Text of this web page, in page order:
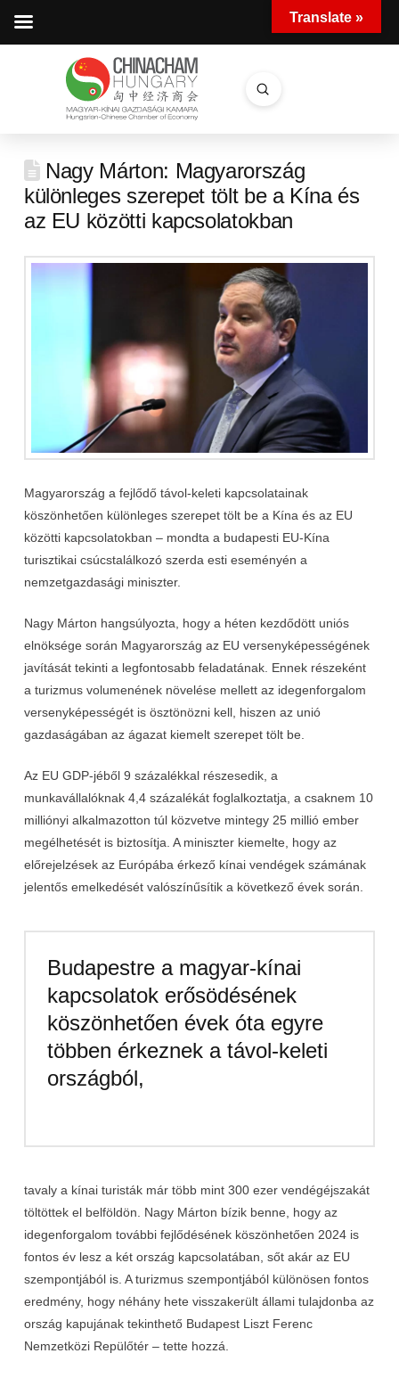
Search
Submit
Nagy Márton: Magyarország
különleges szerepet tölt be a Kína és
az EU közötti kapcsolatokban
Magyarország a fejlődő távol-keleti kapcsolatainak
köszönhetően különleges szerepet tölt be a Kína és az EU
közötti kapcsolatokban – mondta a budapesti EU-Kína
turisztikai csúcstalálkozó szerda esti eseményén a
nemzetgazdasági miniszter.
Nagy Márton hangsúlyozta, hogy a héten kezdődött uniós
elnöksége során Magyarország az EU versenyképességének
javítását tekinti a legfontosabb feladatának. Ennek részeként
a turizmus volumenének növelése mellett az idegenforgalom
versenyképességét is ösztönözni kell, hiszen az unió
gazdaságában az ágazat kiemelt szerepet tölt be.
Az EU GDP-jéből 9 százalékkal részesedik, a
munkavállalóknak 4,4 százalékát foglalkoztatja, a csaknem 10
milliónyi alkalmazotton túl közvetve mintegy 25 millió ember
megélhetését is biztosítja. A miniszter kiemelte, hogy az
előrejelzések az Európába érkező kínai vendégek számának
jelentős emelkedését valószínűsítik a következő évek során.
Budapestre a magyar-kínai
kapcsolatok erősödésének
köszönhetően évek óta egyre
többen érkeznek a távol-keleti
országból,
tavaly a kínai turisták már több mint 300 ezer vendégéjszakát
töltöttek el belföldön. Nagy Márton bízik benne, hogy az
idegenforgalom további fejlődésének köszönhetően 2024 is
fontos év lesz a két ország kapcsolatában, sőt akár az EU
szempontjából is. A turizmus szempontjából különösen fontos
eredmény, hogy néhány hete visszakerült állami tulajdonba az
ország kapujának tekinthető Budapest Liszt Ferenc
Nemzetközi Repülőtér – tette hozzá.
Translate »